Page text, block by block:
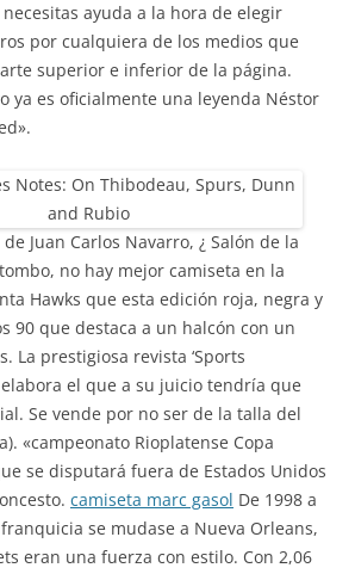
ayuda a la hora de elegir
por cualquiera de los medios que
superior e inferior de la página.
ya es oficialmente una leyenda Néstor
Juan Carlos Navarro, ¿ Salón de la
no hay mejor camiseta en la
Hawks que esta edición roja, negra y
90 que destaca a un halcón con un
La prestigiosa revista ‘Sports
el que a su juicio tendría que
Se vende por no ser de la talla del
«campeonato Rioplatense Copa
se disputará fuera de Estados Unidos
camiseta marc gasol De 1998 a
se mudase a Nueva Orleans,
eran una fuerza con estilo. Con 2,06